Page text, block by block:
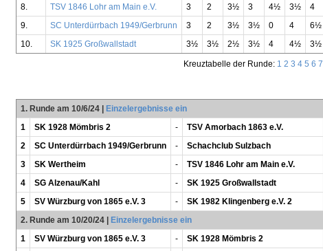
8.
TSV 1846 Lohr am Main e.V. 3 2 3½ 3 4½ 3½ 4
9.
SC Unterdürrbach 1949/Gerbrunn 3 2 3½ 3½ 0 4 6½
10.
SK 1925 Großwallstadt 3½ 3½ 2½ 3½ 4 4½ 3½
Kreuztabelle der Runde: 1 2 3 4 5 6 7
1. Runde am 10/6/24| Einzelergebnisse ein
1
SK 1928 Mömbris 2 - TSV Amorbach 1863 e.V.
2
SC Unterdürrbach 1949/Gerbrunn - Schachclub Sulzbach
3
SK Wertheim - TSV 1846 Lohr am Main e.V.
4
SG Alzenau/Kahl - SK 1925 Großwallstadt
5
SV Würzburg von 1865 e.V. 3 - SK 1982 Klingenberg e.V. 2
2. Runde am 10/20/24| Einzelergebnisse ein
1
SV Würzburg von 1865 e.V. 3 - SK 1928 Mömbris 2